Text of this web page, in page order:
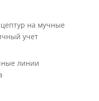
на мучные
учет
линии